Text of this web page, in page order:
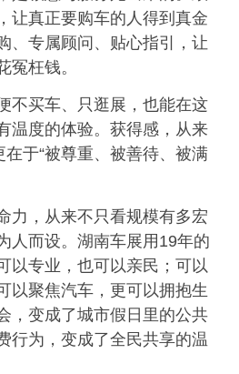
让真正要购车的人得到真金
、专属顾问、贴心指引，让
冤枉钱。
不买车、只逛展，也能在这
温度的体验。获得感，从来
在于“被尊重、被善待、被满
力，从来不只看规模有多宏
人而设。湖南车展用19年的
以专业，也可以亲民；可以
以聚焦汽车，更可以拥抱生
，变成了城市假日里的公共
行为，变成了全民共享的温